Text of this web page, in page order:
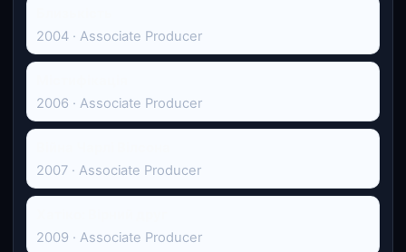
2004 · Associate Producer
2006 · Associate Producer
2007 · Associate Producer
2009 · Associate Producer